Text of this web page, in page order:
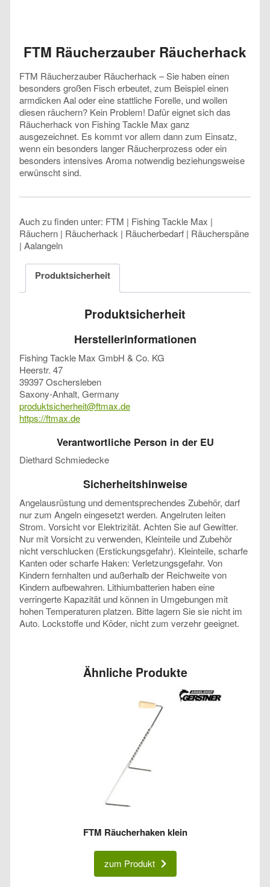
FTM Räucherzauber Räucherhack
FTM Räucherzauber Räucherhack – Sie haben einen
besonders großen Fisch erbeutet, zum Beispiel einen
armdicken Aal oder eine stattliche Forelle, und wollen
diesen räuchern? Kein Problem! Dafür eignet sich das
Räucherhack von Fishing Tackle Max ganz
ausgezeichnet. Es kommt vor allem dann zum Einsatz,
wenn ein besonders langer Räucherprozess oder ein
besonders intensives Aroma notwendig beziehungsweise
erwünscht sind.
Auch zu finden unter: FTM | Fishing Tackle Max |
Räuchern | Räucherhack | Räucherbedarf | Räucherspäne
| Aalangeln
Produktsicherheit
Produktsicherheit
Herstellerinformationen
Fishing Tackle Max GmbH & Co. KG
Heerstr. 47
39397 Oschersleben
Saxony-Anhalt, Germany
produktsicherheit@ftmax.de
https://ftmax.de
Verantwortliche Person in der EU
Diethard Schmiedecke
Sicherheitshinweise
Angelausrüstung und dementsprechendes Zubehör, darf
nur zum Angeln eingesetzt werden. Angelruten leiten
Strom. Vorsicht vor Elektrizität. Achten Sie auf Gewitter.
Nur mit Vorsicht zu verwenden, Kleinteile und Zubehör
nicht verschlucken (Erstickungsgefahr). Kleinteile, scharfe
Kanten oder scharfe Haken: Verletzungsgefahr. Von
Kindern fernhalten und außerhalb der Reichweite von
Kindern aufbewahren. Lithiumbatterien haben eine
verringerte Kapazität und können in Umgebungen mit
hohen Temperaturen platzen. Bitte lagern Sie sie nicht im
Auto. Lockstoffe und Köder, nicht zum verzehr geeignet.
Ähnliche Produkte
FTM Räucherhaken klein
zum Produkt